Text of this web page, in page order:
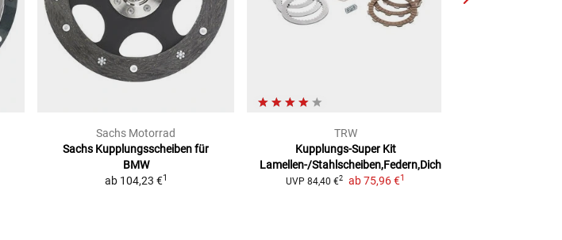
Sachs Motorrad
Sachs Kupplungsscheiben für
BMW
ab 104,23 €1
TRW
Kupplungs-Super Kit
Lamellen-/Stahlscheiben,Federn,Dichtung
UVP 84,40 €2 ab 75,96 €1